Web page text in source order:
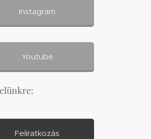
Instagram
Youtube
Feliratkozás